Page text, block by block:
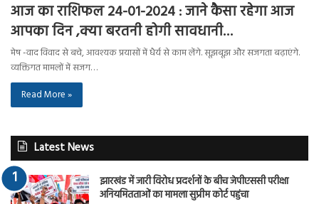
आज का राशिफल 24-01-2024 : जाने कैसा रहेगा आज
आपका दिन ,क्या बरतनी होगी सावधानी…
मेष -वाद विवाद से बचे, आवश्यक प्रयासों में धैर्य से काम लेंगे. सूझबूझ और सजगता बढ़ाएंगे.
व्यक्तिगत मामलों में सजग…
Read More »
Latest News
झारखंड में जारी विरोध प्रदर्शनों के बीच जेपीएससी परीक्षा
अनियमितताओं का मामला सुप्रीम कोर्ट पहुंचा